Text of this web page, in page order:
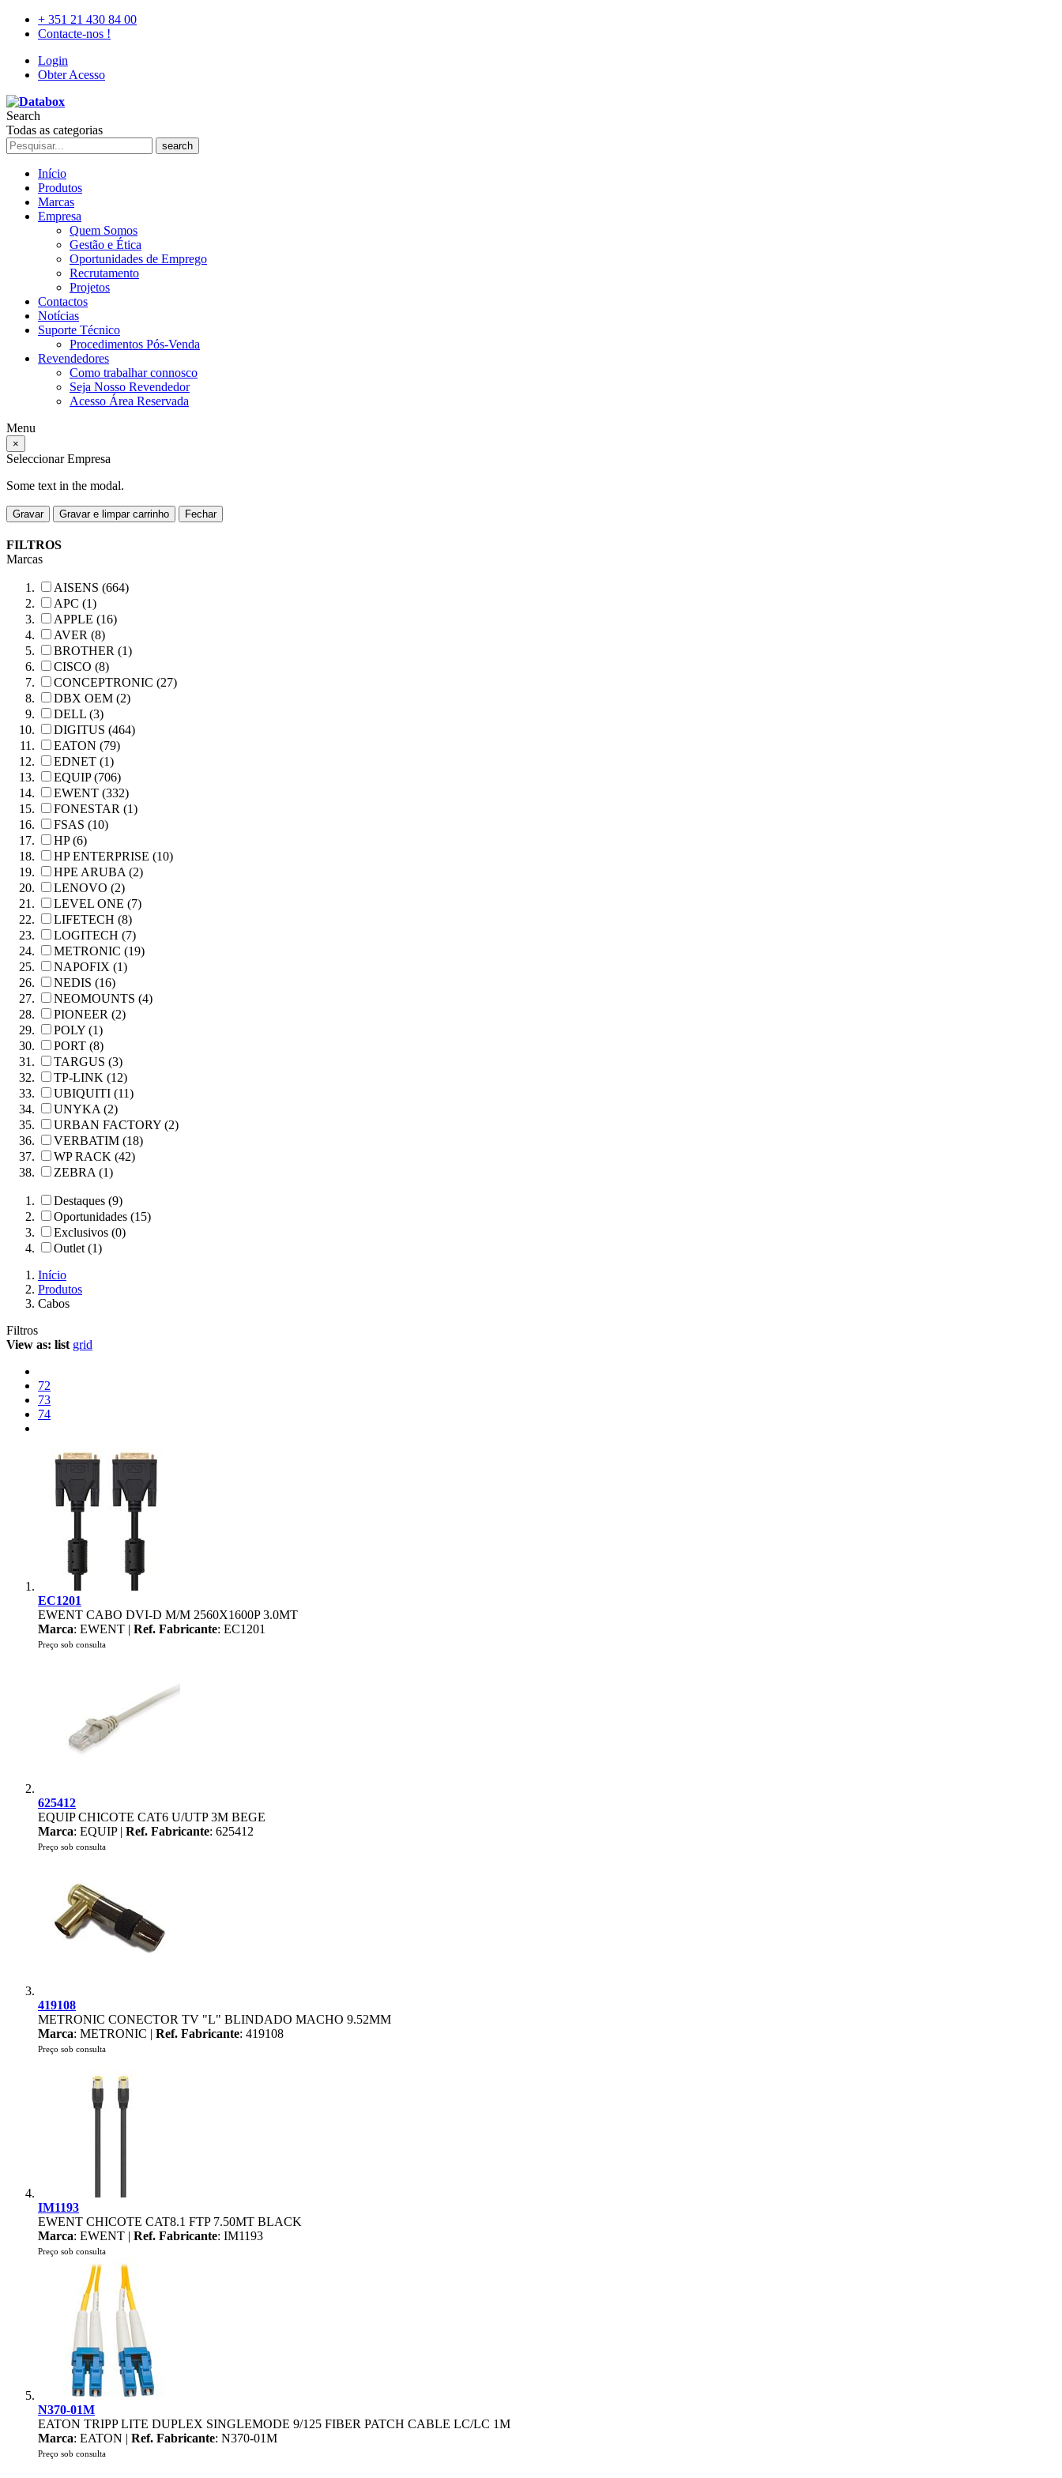
+ 351 21 430 84 00
Contacte-nos !
Login
Obter Acesso
Search
Todas as categorias
search
Início
Produtos
Marcas
Empresa
Quem Somos
Gestão e Ética
Oportunidades de Emprego
Recrutamento
Projetos
Contactos
Notícias
Suporte Técnico
Procedimentos Pós-Venda
Revendedores
Como trabalhar connosco
Seja Nosso Revendedor
Acesso Área Reservada
Menu
×
Seleccionar Empresa
Some text in the modal.
Gravar Gravar e limpar carrinho Fechar
FILTROS
Marcas
AISENS (664)
APC (1)
APPLE (16)
AVER (8)
BROTHER (1)
CISCO (8)
CONCEPTRONIC (27)
DBX OEM (2)
DELL (3)
DIGITUS (464)
EATON (79)
EDNET (1)
EQUIP (706)
EWENT (332)
FONESTAR (1)
FSAS (10)
HP (6)
HP ENTERPRISE (10)
HPE ARUBA (2)
LENOVO (2)
LEVEL ONE (7)
LIFETECH (8)
LOGITECH (7)
METRONIC (19)
NAPOFIX (1)
NEDIS (16)
NEOMOUNTS (4)
PIONEER (2)
POLY (1)
PORT (8)
TARGUS (3)
TP-LINK (12)
UBIQUITI (11)
UNYKA (2)
URBAN FACTORY (2)
VERBATIM (18)
WP RACK (42)
ZEBRA (1)
Destaques (9)
Oportunidades (15)
Exclusivos (0)
Outlet (1)
Início
Produtos
Cabos
Filtros
View as: list grid
72
73
74
EC1201
EWENT CABO DVI-D M/M 2560X1600P 3.0MT
Marca: EWENT | Ref. Fabricante: EC1201
Preço sob consulta
625412
EQUIP CHICOTE CAT6 U/UTP 3M BEGE
Marca: EQUIP | Ref. Fabricante: 625412
Preço sob consulta
419108
METRONIC CONECTOR TV "L" BLINDADO MACHO 9.52MM
Marca: METRONIC | Ref. Fabricante: 419108
Preço sob consulta
IM1193
EWENT CHICOTE CAT8.1 FTP 7.50MT BLACK
Marca: EWENT | Ref. Fabricante: IM1193
Preço sob consulta
N370-01M
EATON TRIPP LITE DUPLEX SINGLEMODE 9/125 FIBER PATCH CABLE LC/LC 1M
Marca: EATON | Ref. Fabricante: N370-01M
Preço sob consulta